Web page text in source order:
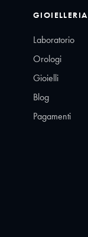
Laboratorio
Orologi
Gioielli
Blog
Pagamenti